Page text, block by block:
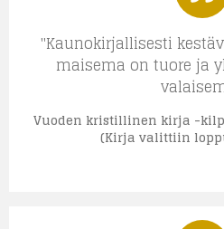
"Kaunokirjallisesti
maisema on tuore ja
Vuoden kristillinen kirja -
(Kirja valittiin